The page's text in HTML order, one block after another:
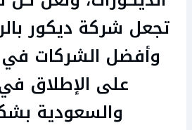
تجعل شركة ديكور
وأفضل الشركات في
على الإطلاق
والسعودية